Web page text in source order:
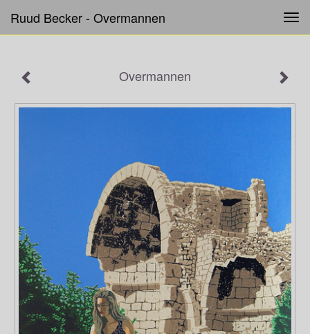
Ruud Becker - Overmannen
Overmannen